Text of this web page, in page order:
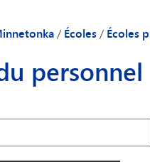
Guide à
Actualités de
/ Écoles/ Écoles
personnel